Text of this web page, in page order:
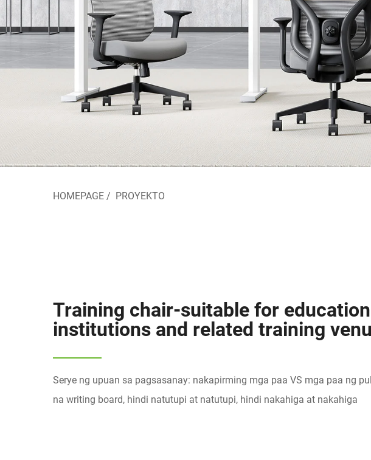
HOMEPAGE / PROYEKTO
Training chair-suitable for
institutions and related training
Serye ng upuan sa pagsasanay: nakapirming mga paa VS mga paa ng
na writing board, hindi natutupi at natutupi, hindi nakahiga at nakahiga